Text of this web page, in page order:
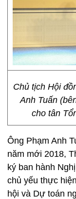
Chủ tịch Hội
Anh Tuấn
cho tân
Ông Phạm Anh
năm mới 2018,
ký ban hành
chủ yếu thực
hội và Dự toán